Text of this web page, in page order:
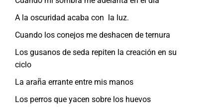
A la oscuridad acaba con la luz.
Cuando los conejos me deshacen de ternura
Los gusanos de seda repiten la creación en su
ciclo
La araña errante entre mis manos
Los perros que yacen sobre los huevos